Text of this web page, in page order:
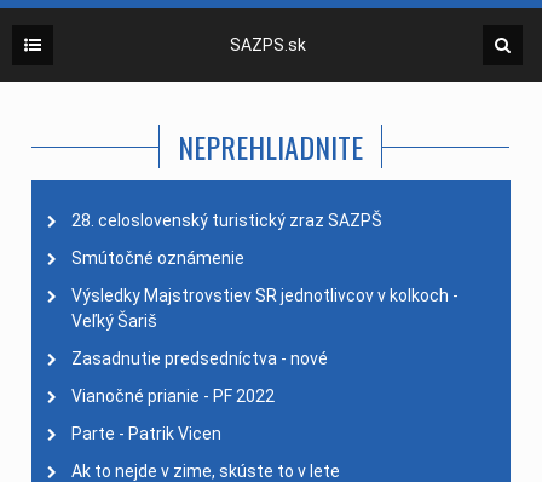
SAZPS.sk
NEPREHLIADNITE
28. celoslovenský turistický zraz SAZPŠ
Smútočné oznámenie
Výsledky Majstrovstiev SR jednotlivcov v kolkoch -
Veľký Šariš
Zasadnutie predsedníctva - nové
Vianočné prianie - PF 2022
Parte - Patrik Vicen
Ak to nejde v zime, skúste to v lete